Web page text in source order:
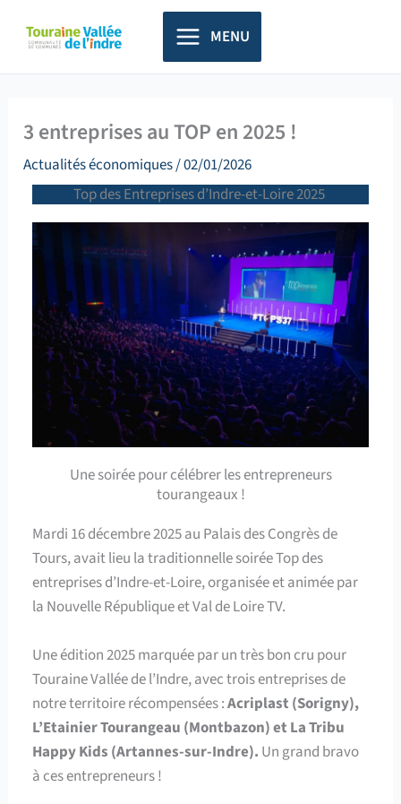
principal
MENU
3 entreprises au TOP en 2025 !
Actualités économiques/02/01/2026
Top des Entreprises d’Indre-et-Loire 2025
Une soirée pour célébrer les entrepreneurs
tourangeaux !
Mardi 16 décembre 2025 au Palais des Congrès de
Tours, avait lieu la traditionnelle soirée Top des
entreprises d’Indre-et-Loire, organisée et animée par
la Nouvelle République et Val de Loire TV.
Une édition 2025 marquée par un très bon cru pour
Touraine Vallée de l’Indre, avec trois entreprises de
notre territoire récompensées :Acriplast (Sorigny),
L’Etainier Tourangeau (Montbazon) et La Tribu
Happy Kids (Artannes-sur-Indre). Un grand bravo
à ces entrepreneurs !